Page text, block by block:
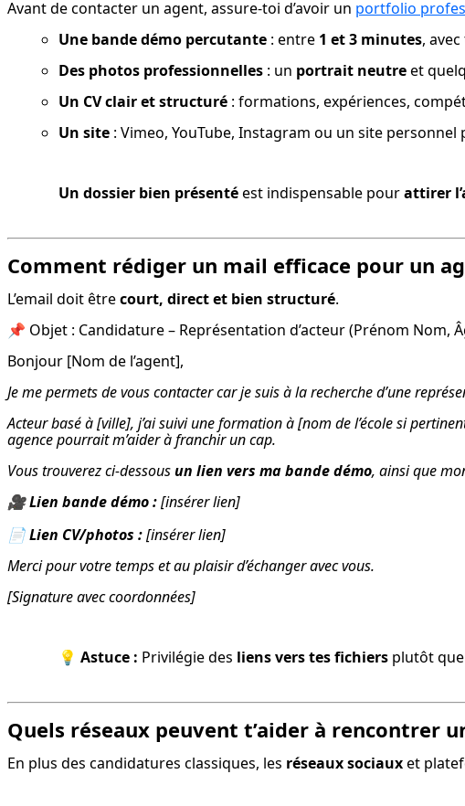
Avant de contacter un agent, assure-toi d’avoir un portfolio
Une bande démo percutante : entre 1 et 3 minutes,
Des photos professionnelles : un portrait neutre et
Un CV clair et structuré : formations, expériences,
Un site : Vimeo, YouTube, Instagram ou un site personnel
Un dossier bien présenté est indispensable pour attirer
Comment rédiger un mail efficace pour un
L’email doit être court, direct et bien structuré.
📌 Objet : Candidature – Représentation d’acteur (Prénom Nom,
Bonjour [Nom de l’agent],
Je me permets de vous contacter car je suis à la recherche d’une
Acteur basé à [ville], j’ai suivi une formation à [nom de l’école si
agence pourrait m’aider à franchir un cap.
Vous trouverez ci-dessous un lien vers ma bande démo, ainsi que
🎥 Lien bande démo : [insérer lien]
📄 Lien CV/photos : [insérer lien]
Merci pour votre temps et au plaisir d’échanger avec vous.
[Signature avec coordonnées]
💡 Astuce : Privilégie des liens vers tes fichiers plutôt
Quels réseaux peuvent t’aider à rencontrer
En plus des candidatures classiques, les réseaux sociaux et